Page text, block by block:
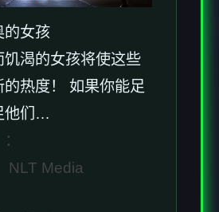
的女孩
饥渴的女孩将使这些
的热度！ 如果你能足
他们…
NLT Media